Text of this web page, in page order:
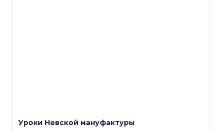
Уроки Невской мануфактуры